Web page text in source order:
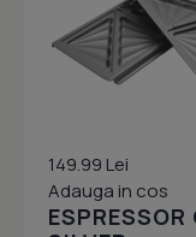
149.99 Lei
Adauga in cos